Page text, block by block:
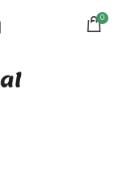
0